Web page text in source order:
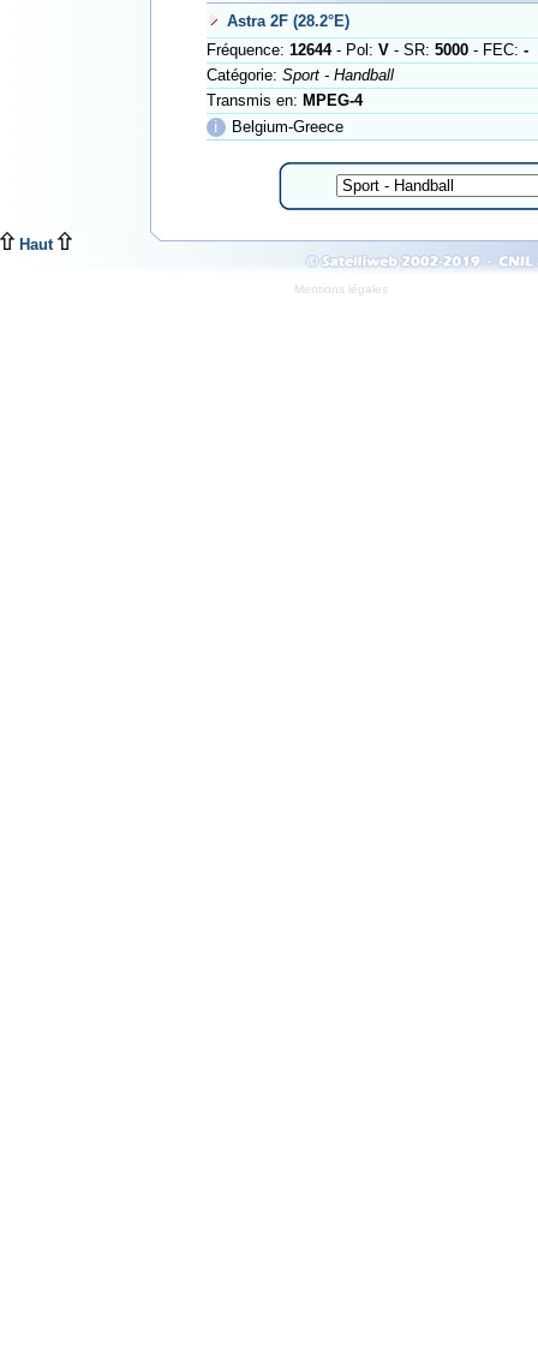
Astra 2F (28.2°E)
Fréquence: 12644- Pol: V- SR: 5000- FEC: -
Catégorie: Sport - Handball
Transmis en: MPEG-4
ℹ
Belgium-Greece
Haut
Mentions légales